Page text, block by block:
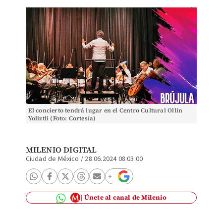
El concierto tendrá lugar en el Centro Cultural Ollin
Yoliztli (Foto: Cortesía)
MILENIO DIGITAL
Ciudad de México / 28.06.2024 08:03:00
Únete al canal de Milenio